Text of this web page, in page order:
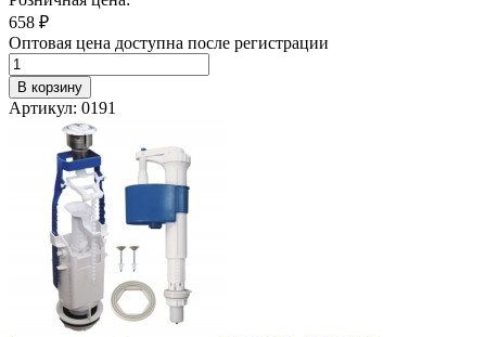
658 ₽
Оптовая цена доступна после регистрации
В корзину
Артикул: 0191